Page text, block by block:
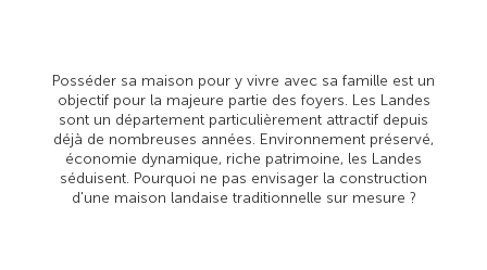
Posséder sa maison pour y vivre avec sa famille est un
objectif pour la majeure partie des foyers. Les Landes
sont un département particulièrement attractif depuis
déjà de nombreuses années. Environnement préservé,
économie dynamique, riche patrimoine, les Landes
séduisent. Pourquoi ne pas envisager la construction
d'une maison landaise traditionnelle sur mesure ?